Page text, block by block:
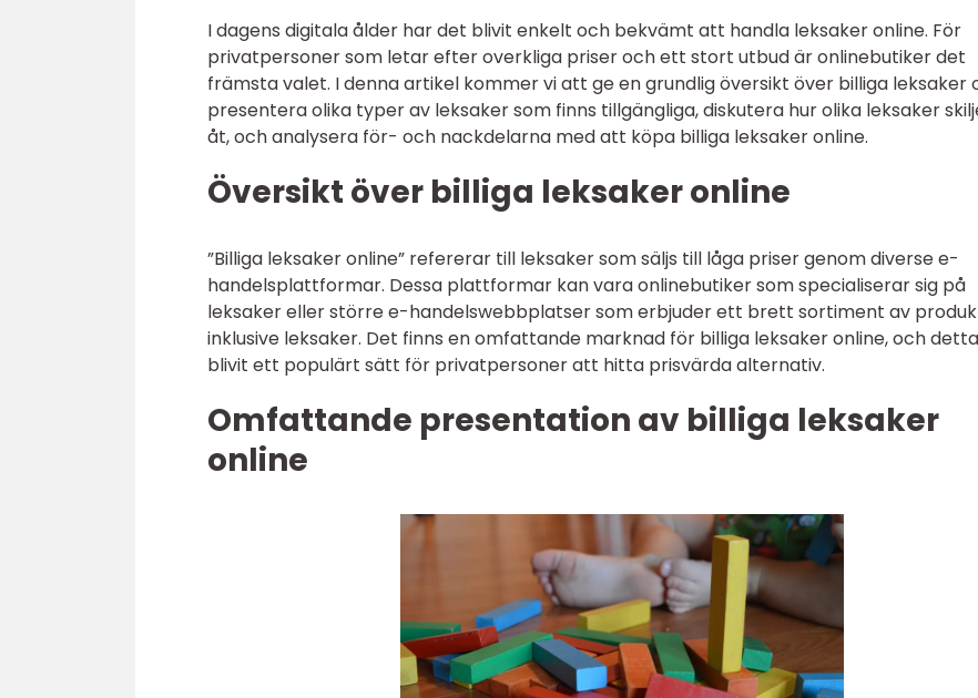
I dagens digitala ålder har det blivit enkelt och bekvämt att handla leksaker online. För
privatpersoner som letar efter overkliga priser och ett stort utbud är onlinebutiker det
främsta valet. I denna artikel kommer vi att ge en grundlig översikt över billiga leksaker
presentera olika typer av leksaker som finns tillgängliga, diskutera hur olika leksaker
åt, och analysera för- och nackdelarna med att köpa billiga leksaker online.
Översikt över billiga leksaker online
”Billiga leksaker online” refererar till leksaker som säljs till låga priser genom diverse e-
handelsplattformar. Dessa plattformar kan vara onlinebutiker som specialiserar sig på
leksaker eller större e-handelswebbplatser som erbjuder ett brett sortiment av
inklusive leksaker. Det finns en omfattande marknad för billiga leksaker online, och
blivit ett populärt sätt för privatpersoner att hitta prisvärda alternativ.
Omfattande presentation av billiga leksaker
online